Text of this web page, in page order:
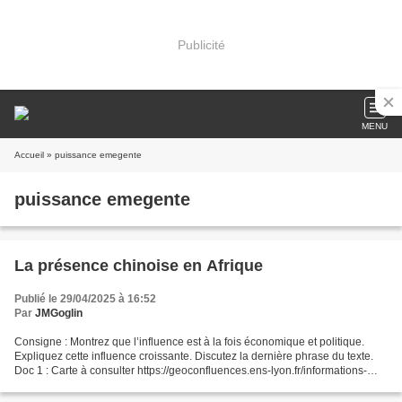
Publicité
MENU
Accueil » puissance emegente
puissance emegente
La présence chinoise en Afrique
Publié le 29/04/2025 à 16:52
Par JMGoglin
Consigne : Montrez que l’influence est à la fois économique et politique.
Expliquez cette influence croissante. Discutez la dernière phrase du texte.
Doc 1 : Carte à consulter https://geoconfluences.ens-lyon.fr/informations-
scientifiques/presence-economique-chinoise-en-afrique...